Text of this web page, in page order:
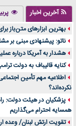
تولید لیوان کاغذی یک
درد زانو بعد از تمرین با
آینده موسیقی هم‌اکنون
بهترین راه تبلیغات
مقایسه قالب آسترا با
خرید سمعک کارکرده یا
خرید و فروش قطعات
اهمیت انتخاب بهترین
آخرین اخبار
بهترین ابزارهای متن‌باز
ناتو: پیشنهادی مبنی بر
هشدار به آمریکا درباره
کنایه قالیباف به دولت
اطلاعیه مهم تأمین
نکرده‌اند؟
پزشکیان در هیئت دولت:
همسایه احترام می‌گذاریم
تقویت ارتش لبنان/ وعده